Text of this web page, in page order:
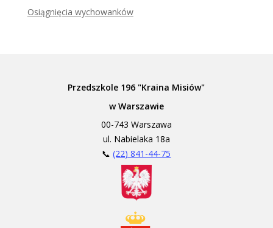
Osiągnięcia wychowanków
Przedszkole 196 "Kraina Misiów"
w Warszawie
00-743 Warszawa
ul. Nabielaka 18a
📞(22) 841-44-75